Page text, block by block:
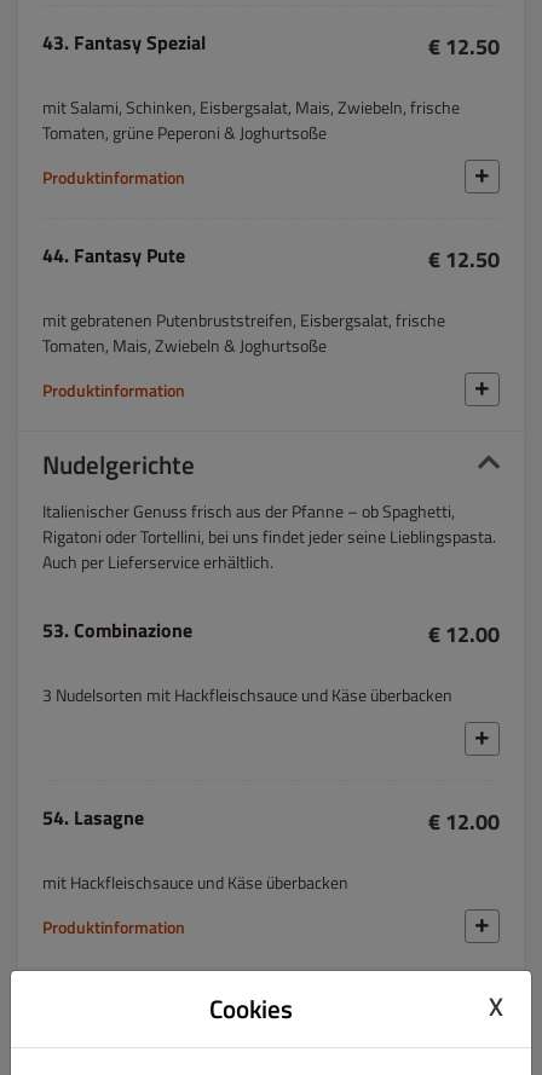
43. Fantasy Spezial € 12.50
mit Salami, Schinken, Eisbergsalat, Mais, Zwiebeln, frische
Tomaten, grüne Peperoni & Joghurtsoße
Produktinformation
44. Fantasy Pute € 12.50
mit gebratenen Putenbruststreifen, Eisbergsalat, frische
Tomaten, Mais, Zwiebeln & Joghurtsoße
Produktinformation
Nudelgerichte
Italienischer Genuss frisch aus der Pfanne – ob Spaghetti,
Rigatoni oder Tortellini, bei uns findet jeder seine Lieblingspasta.
Auch per Lieferservice erhältlich.
53. Combinazione € 12.00
3 Nudelsorten mit Hackfleischsauce und Käse überbacken
54. Lasagne € 12.00
mit Hackfleischsauce und Käse überbacken
Produktinformation
Cookies X